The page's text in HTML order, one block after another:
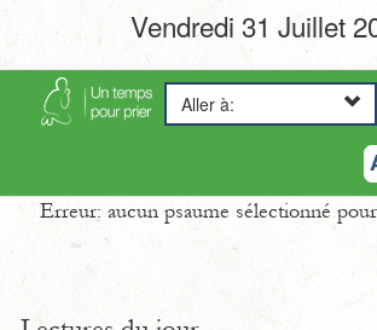
Vendredi 31 Juillet
Aller à:
Erreur: aucun psaume sélectionné